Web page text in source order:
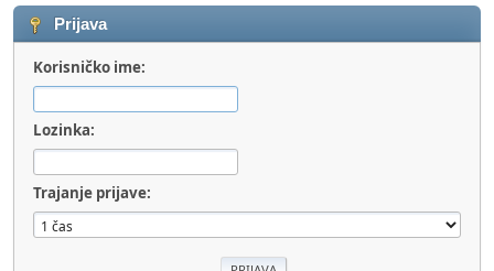
Prijava
Korisničko ime:
Lozinka:
Trajanje prijave: